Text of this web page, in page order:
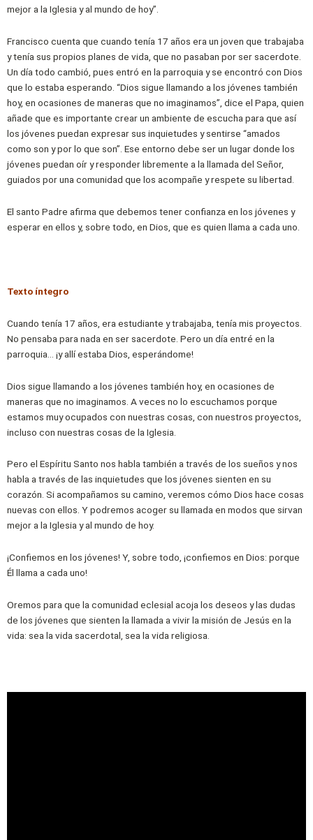
mejor a la Iglesia y al mundo de hoy”.
Francisco cuenta que cuando tenía 17 años era un joven que trabajaba
y tenía sus propios planes de vida, que no pasaban por ser sacerdote.
Un día todo cambió, pues entró en la parroquia y se encontró con Dios
que lo estaba esperando. “Dios sigue llamando a los jóvenes también
hoy, en ocasiones de maneras que no imaginamos”, dice el Papa, quien
añade que es importante crear un ambiente de escucha para que así
los jóvenes puedan expresar sus inquietudes y sentirse “amados
como son y por lo que son”. Ese entorno debe ser un lugar donde los
jóvenes puedan oír y responder libremente a la llamada del Señor,
guiados por una comunidad que los acompañe y respete su libertad.
El santo Padre afirma que debemos tener confianza en los jóvenes y
esperar en ellos y, sobre todo, en Dios, que es quien llama a cada uno.
Texto íntegro
Cuando tenía 17 años, era estudiante y trabajaba, tenía mis proyectos.
No pensaba para nada en ser sacerdote. Pero un día entré en la
parroquia… ¡y allí estaba Dios, esperándome!
Dios sigue llamando a los jóvenes también hoy, en ocasiones de
maneras que no imaginamos. A veces no lo escuchamos porque
estamos muy ocupados con nuestras cosas, con nuestros proyectos,
incluso con nuestras cosas de la Iglesia.
Pero el Espíritu Santo nos habla también a través de los sueños y nos
habla a través de las inquietudes que los jóvenes sienten en su
corazón. Si acompañamos su camino, veremos cómo Dios hace cosas
nuevas con ellos. Y podremos acoger su llamada en modos que sirvan
mejor a la Iglesia y al mundo de hoy.
¡Confiemos en los jóvenes! Y, sobre todo, ¡confiemos en Dios: porque
Él llama a cada uno!
Oremos para que la comunidad eclesial acoja los deseos y las dudas
de los jóvenes que sienten la llamada a vivir la misión de Jesús en la
vida: sea la vida sacerdotal, sea la vida religiosa.